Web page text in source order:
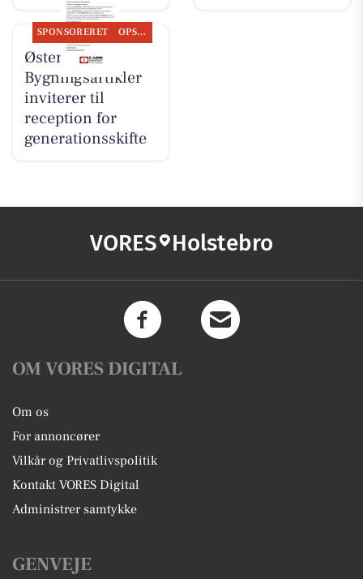
SPONSORERET OPSLAGSTAVLEN
Øster Hjerm
Bygningsartikler
inviterer til
reception for
generationsskifte
VORES Holstebro
OM VORES DIGITAL
Om os
For annoncører
Vilkår og Privatlivspolitik
Kontakt VORES Digital
Administrer samtykke
GENVEJE